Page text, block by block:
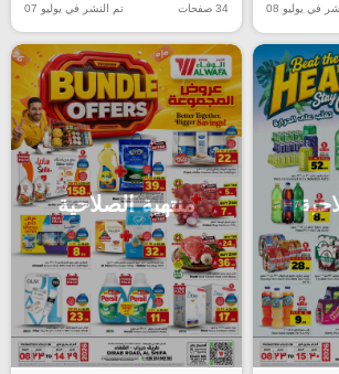
في يوليو 08 34 صفحات تم النشر في يوليو 07
منتهية الصلاحية